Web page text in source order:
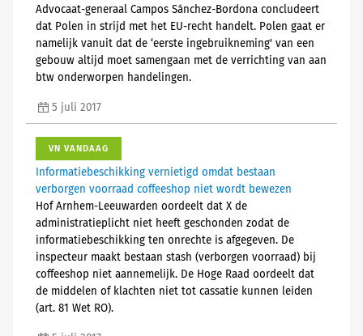
Advocaat-generaal Campos Sánchez-Bordona concludeert
dat Polen in strijd met het EU-recht handelt. Polen gaat er
namelijk vanuit dat de ‘eerste ingebruikneming' van een
gebouw altijd moet samengaan met de verrichting van aan
btw onderworpen handelingen.
5 juli 2017
VN VANDAAG
Informatiebeschikking vernietigd omdat bestaan
verborgen voorraad coffeeshop niet wordt bewezen
Hof Arnhem-Leeuwarden oordeelt dat X de
administratieplicht niet heeft geschonden zodat de
informatiebeschikking ten onrechte is afgegeven. De
inspecteur maakt bestaan stash (verborgen voorraad) bij
coffeeshop niet aannemelijk. De Hoge Raad oordeelt dat
de middelen of klachten niet tot cassatie kunnen leiden
(art. 81 Wet RO).